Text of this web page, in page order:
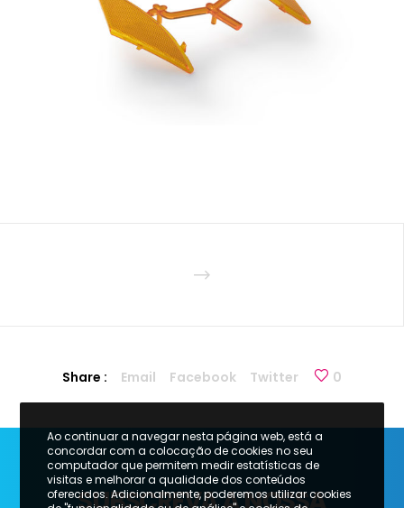
Share : Email Facebook Twitter 0
Ao continuar a navegar nesta página web, está a
concordar com a colocação de cookies no seu
computador que permitem medir estatísticas de
visitas e melhorar a qualidade dos conteúdos
oferecidos. Adicionalmente, poderemos utilizar cookies